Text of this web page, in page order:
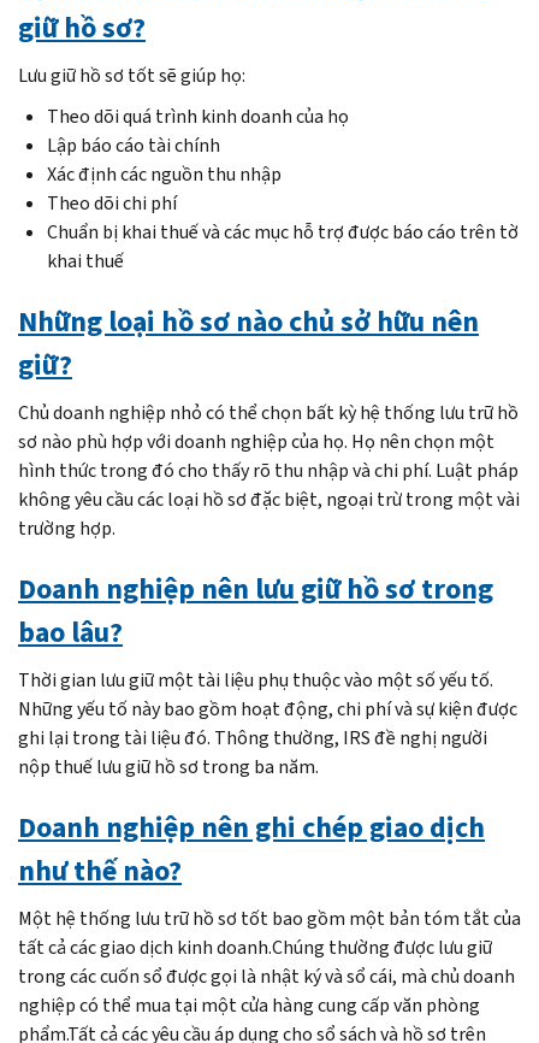
giữ hồ sơ?
Lưu giữ hồ sơ tốt sẽ giúp họ:
Theo dõi quá trình kinh doanh của họ
Lập báo cáo tài chính
Xác định các nguồn thu nhập
Theo dõi chi phí
Chuẩn bị khai thuế và các mục hỗ trợ được báo cáo trên tờ
khai thuế
Những loại hồ sơ nào chủ sở hữu nên
giữ?
Chủ doanh nghiệp nhỏ có thể chọn bất kỳ hệ thống lưu trữ hồ
sơ nào phù hợp với doanh nghiệp của họ. Họ nên chọn một
hình thức trong đó cho thấy rõ thu nhập và chi phí. Luật pháp
không yêu cầu các loại hồ sơ đặc biệt, ngoại trừ trong một vài
trường hợp.
Doanh nghiệp nên lưu giữ hồ sơ trong
bao lâu?
Thời gian lưu giữ một tài liệu phụ thuộc vào một số yếu tố.
Những yếu tố này bao gồm hoạt động, chi phí và sự kiện được
ghi lại trong tài liệu đó. Thông thường, IRS đề nghị người
nộp thuế lưu giữ hồ sơ trong ba năm.
Doanh nghiệp nên ghi chép giao dịch
như thế nào?
Một hệ thống lưu trữ hồ sơ tốt bao gồm một bản tóm tắt của
tất cả các giao dịch kinh doanh.Chúng thường được lưu giữ
trong các cuốn sổ được gọi là nhật ký và sổ cái, mà chủ doanh
nghiệp có thể mua tại một cửa hàng cung cấp văn phòng
phẩm.Tất cả các yêu cầu áp dụng cho sổ sách và hồ sơ trên